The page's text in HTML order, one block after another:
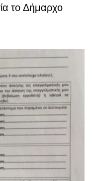
το Δήμαρχο